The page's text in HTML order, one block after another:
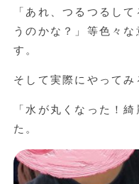
「あれ、つるつるし
うのかな？」等色々
す。
そして実際にやってみ
「水が丸くなった！
た。